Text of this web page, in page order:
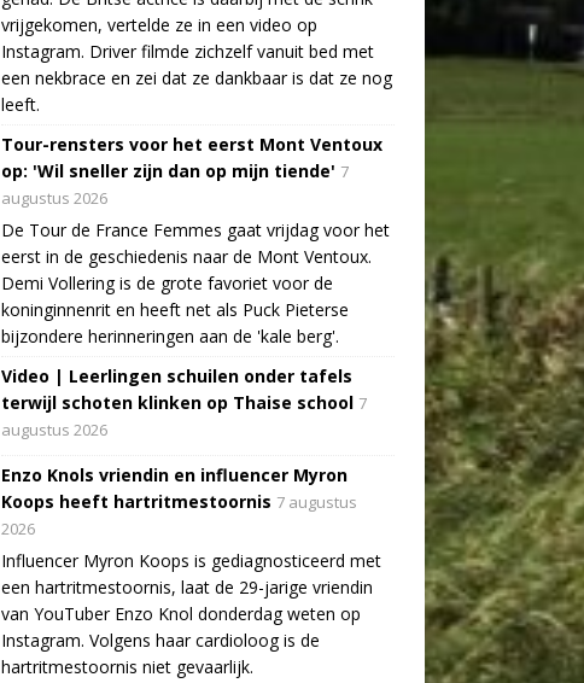
vrijgekomen, vertelde ze in een video op
Instagram. Driver filmde zichzelf vanuit bed met
een nekbrace en zei dat ze dankbaar is dat ze nog
leeft.
Tour-rensters voor het eerst Mont Ventoux
op: 'Wil sneller zijn dan op mijn tiende' 7
augustus 2026
De Tour de France Femmes gaat vrijdag voor het
eerst in de geschiedenis naar de Mont Ventoux.
Demi Vollering is de grote favoriet voor de
koninginnenrit en heeft net als Puck Pieterse
bijzondere herinneringen aan de 'kale berg'.
Video | Leerlingen schuilen onder tafels
terwijl schoten klinken op Thaise school 7
augustus 2026
Enzo Knols vriendin en influencer Myron
Koops heeft hartritmestoornis 7 augustus
2026
Influencer Myron Koops is gediagnosticeerd met
een hartritmestoornis, laat de 29-jarige vriendin
van YouTuber Enzo Knol donderdag weten op
Instagram. Volgens haar cardioloog is de
hartritmestoornis niet gevaarlijk.